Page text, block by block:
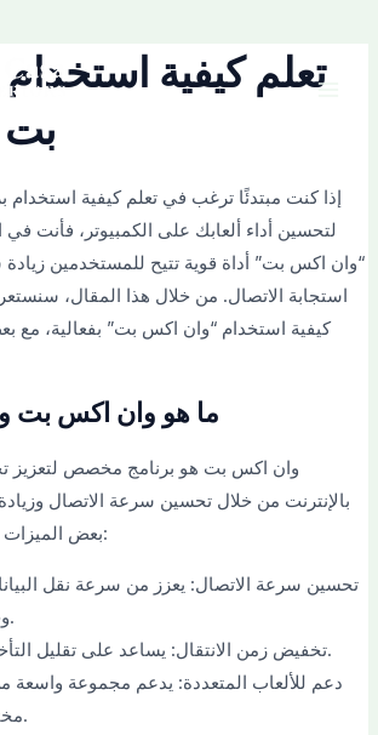
تعلم كيفية
بت
إذا كنت مبتدئًا ترغب في تعلم كيفية
لتحسين أداء ألعابك على الكمبيوتر، فأنت في
“وان اكس بت” أداة قوية تتيح للمستخدمين
استجابة الاتصال. من خلال هذا المقال،
كيفية استخدام “وان اكس بت” بفعالية، مع
ما هو وان اكس بت
وان اكس بت هو برنامج مخصص لتعزيز
بالإنترنت من خلال تحسين سرعة الاتصال وزيادة
بعض الميزات الرئيسية التي يقدمها:
تحسين سرعة الاتصال: يعزز من سرعة نقل
وخوادم الألعاب.
تخفيض زمن الانتقال: يساعد على تقليل التأخير أثناء اللعب.
دعم للألعاب المتعددة: يدعم مجموعة واسعة
مختلف المنصات.